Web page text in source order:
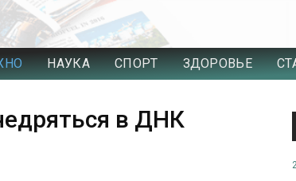
НАУКА СПОРТ ЗДОРОВЬЕ
в ДНК